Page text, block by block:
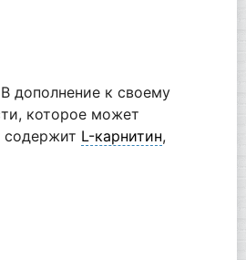
дополнение к своему
которое может
содержит L-карнитин,